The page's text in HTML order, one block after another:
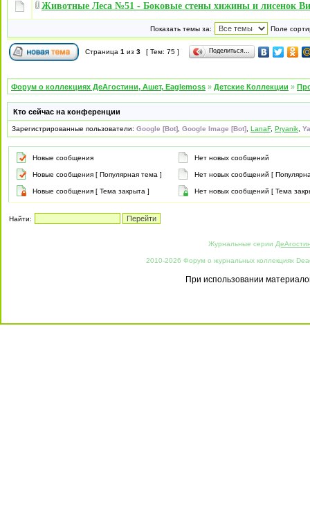
Животные Леса №51 - Боковые стены хижины и лисенок
Показать темы за: Поле
Страница 1 из 3 [ Тем: 75 ] Поделиться…
Форум о коллекциях ДеАгостини, Ашет, Eaglemoss » Детские Коллекции »
Кто сейчас на конференции
Зарегистрированные пользователи: Google [Bot] Google Image [Bot] LanaF, Pryanik
Новые сообщения Нет новых сообщений
Новые сообщения [ Популярная тема ] Нет новых сообщений [
Новые сообщения [ Тема закрыта ] Нет новых сообщений [ Тема
Найти:
Журнальные серии
2010-2026 Форум о журнальных коллекциях
При использовании